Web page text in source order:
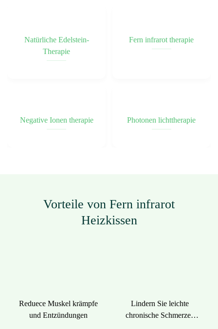
Natürliche Edelstein-
Therapie
Fern infrarot therapie
Negative Ionen therapie Photonen lichttherapie
Vorteile von Fern infrarot
Heizkissen
Reduece Muskel krämpfe
und Entzündungen
Lindern Sie leichte
chronische Schmerzen